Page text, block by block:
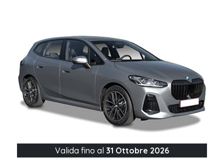
Valida fino al 31 Ottobre 2026